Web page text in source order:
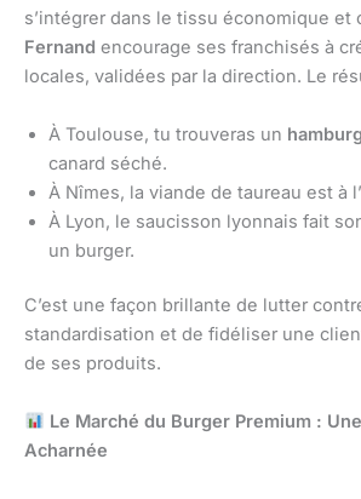
s’intégrer dans le tissu économique et
Fernand encourage ses franchisés à
locales, validées par la direction. Le
À Toulouse, tu trouveras un
canard séché.
À Nîmes, la viande de taureau est à
À Lyon, le saucisson lyonnais fait
un burger.
C’est une façon brillante de lutter
standardisation et de fidéliser une
de ses produits.
Le Marché du Burger Premium :
Acharnée